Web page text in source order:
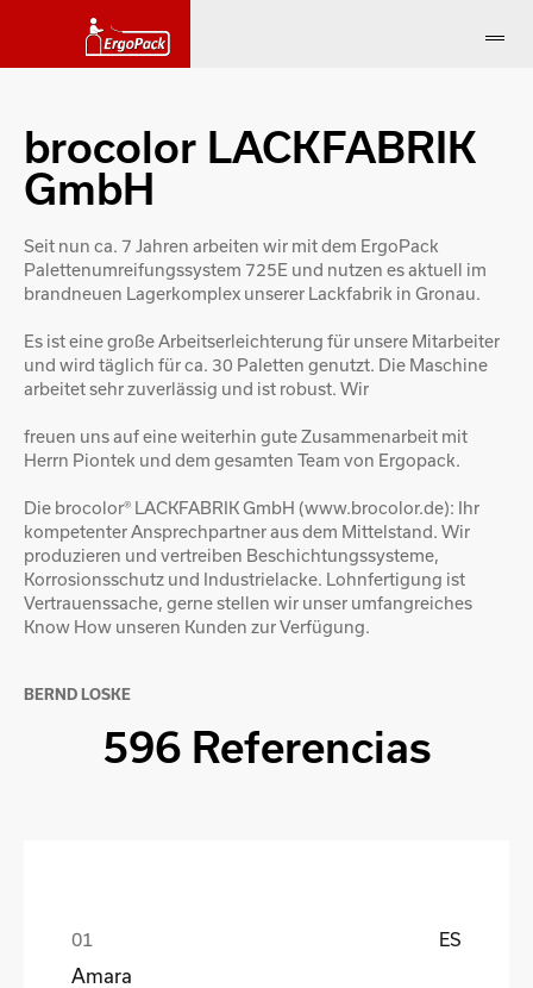
brocolor LACKFABRIK
GmbH
Seit nun ca. 7 Jahren arbeiten wir mit dem ErgoPack
Palettenumreifungssystem 725E und nutzen es aktuell im
brandneuen Lagerkomplex unserer Lackfabrik in Gronau.
Es ist eine große Arbeitserleichterung für unsere Mitarbeiter
und wird täglich für ca. 30 Paletten genutzt. Die Maschine
arbeitet sehr zuverlässig und ist robust. Wir
freuen uns auf eine weiterhin gute Zusammenarbeit mit
Herrn Piontek und dem gesamten Team von Ergopack.
Die brocolor® LACKFABRIK GmbH (www.brocolor.de): Ihr
kompetenter Ansprechpartner aus dem Mittelstand. Wir
produzieren und vertreiben Beschichtungssysteme,
Korrosionsschutz und Industrielacke. Lohnfertigung ist
Vertrauenssache, gerne stellen wir unser umfangreiches
Know How unseren Kunden zur Verfügung.
BERND LOSKE
596 Referencias
ES
Amara